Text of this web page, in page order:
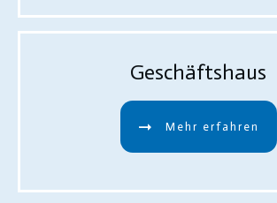
Geschäftshaus
Mehr erfahren